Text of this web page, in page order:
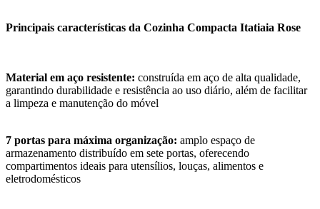
Principais características da Cozinha Compacta Itatiaia Rose
Material em aço resistente: construída em aço de alta qualidade,
garantindo durabilidade e resistência ao uso diário, além de facilitar
a limpeza e manutenção do móvel
7 portas para máxima organização: amplo espaço de
armazenamento distribuído em sete portas, oferecendo
compartimentos ideais para utensílios, louças, alimentos e
eletrodomésticos